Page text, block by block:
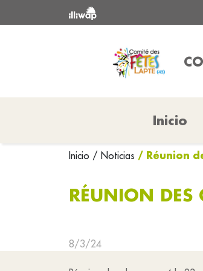
Inicio
Inicio / Noticias / Réunion
RÉUNION DES
8/3/24